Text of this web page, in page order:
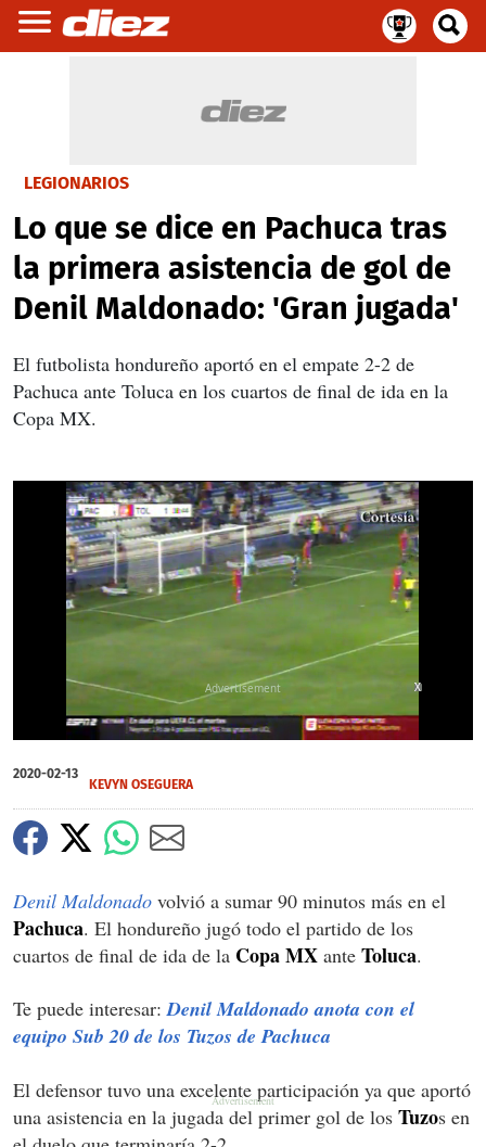
LEGIONARIOS
Lo que se dice en Pachuca tras
la primera asistencia de gol de
Denil Maldonado: 'Gran jugada'
El futbolista hondureño aportó en el empate 2-2 de
Pachuca ante Toluca en los cuartos de final de ida en la
Copa MX.
of
57
X
X
2020-02-13
KEVYN OSEGUERA
Denil Maldonado volvió a sumar 90 minutos más en el
Pachuca. El hondureño jugó todo el partido de los
cuartos de final de ida de la Copa MX ante Toluca.
Te puede interesar: Denil Maldonado anota con el
equipo Sub 20 de los Tuzos de Pachuca
El defensor tuvo una excelente participación ya que aportó
una asistencia en la jugada del primer gol de los Tuzos en